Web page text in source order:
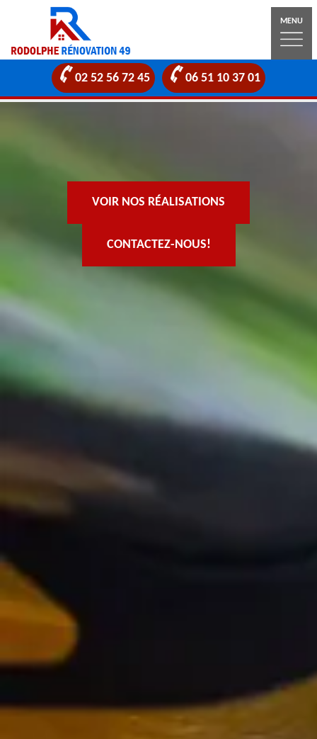
MENU
02 52 56 72 45 06 51 10 37 01
VOIR NOS RÉALISATIONS
CONTACTEZ-NOUS!